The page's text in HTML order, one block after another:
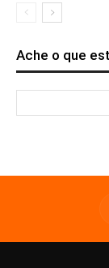
Ache o que